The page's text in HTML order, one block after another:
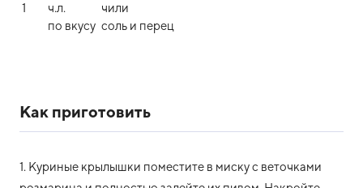
1
ч.л.
чили
по вкусу соль и перец
Как приготовить
1. Куриные крылышки поместите в миску с веточками